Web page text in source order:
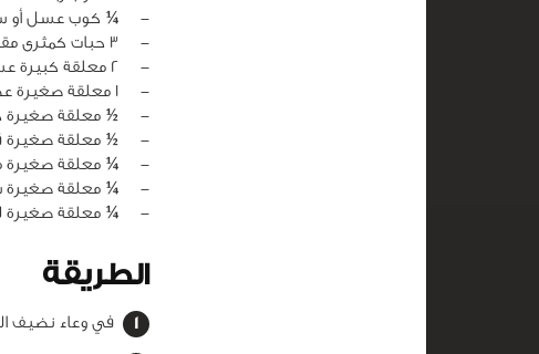
‏-
¼ كوب عسل أو
‏-
3 حبات كمثرى مقطعة
‏-
2 معلقة كبيرة عسل
‏-
1 معلقة صغيرة عصير ليمون
‏-
½ معلقة
‏-
½ معلقة صغيرة
‏-
¼ معلقة صغيرة
‏-
¼ معلقة صغيرة
‏-
¼ معلقة صغيرة
الطريقة
في وعاء نضيف